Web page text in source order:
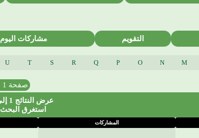
التقويم مشاركات اليوم
M
N
O
P
Q
R
S
T
U
صفحة 1 من 86
عرض النتائج 1 إلى 30 من 2575
استغرق البحث
المشاركات